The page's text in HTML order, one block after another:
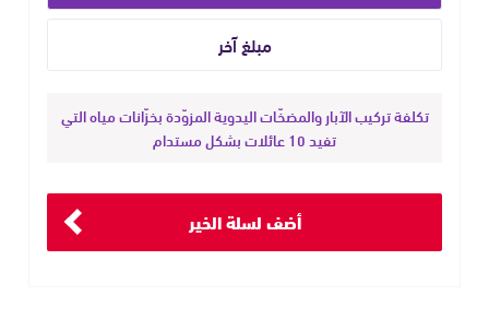
تكلفة تركيب الآبار والمضخّات اليدوية المزوّدة بخزّانات مياه التي
تفيد 10 عائلات بشكل مستدام
أضف لسلة الخير